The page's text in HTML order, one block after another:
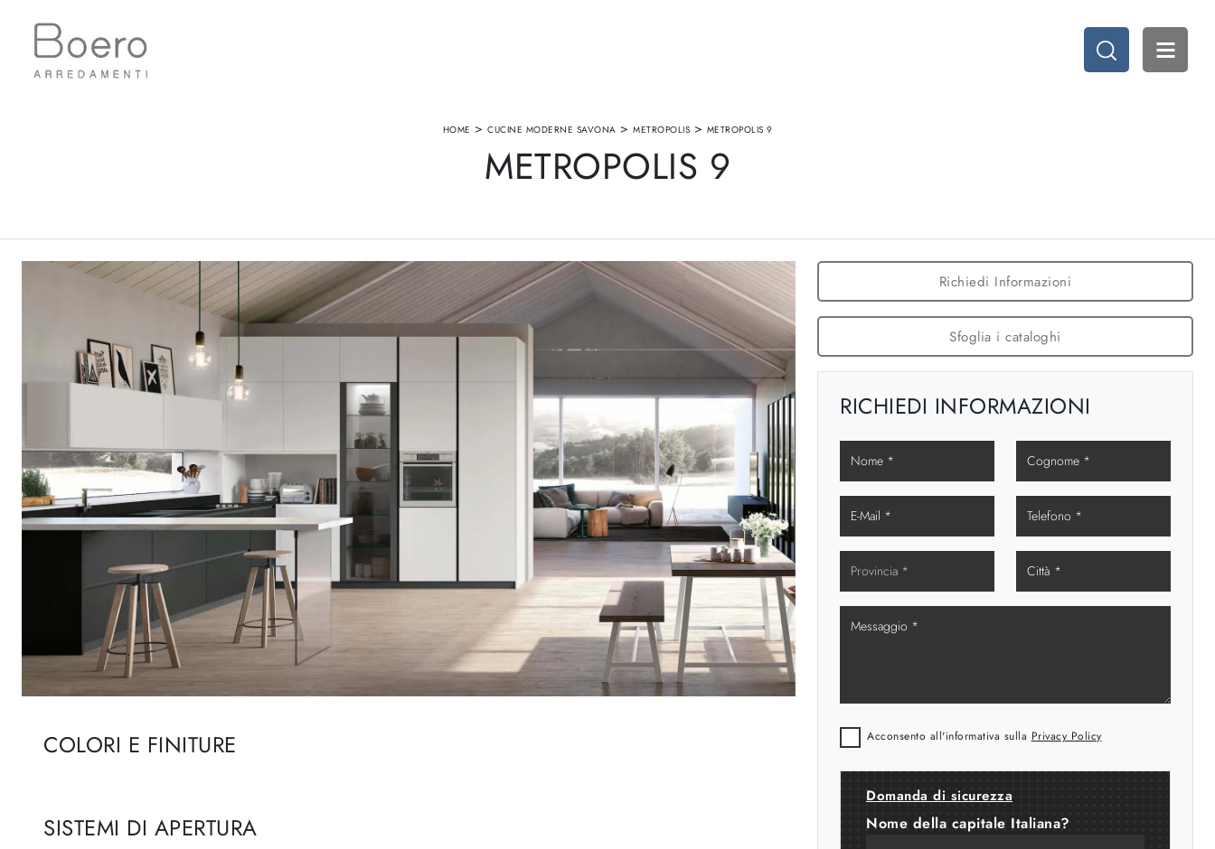
HOME > CUCINE MODERNE SAVONA > METROPOLIS > METROPOLIS 9
METROPOLIS 9
COLORI E FINITURE
SISTEMI DI APERTURA
Richiedi Informazioni
Sfoglia i cataloghi
RICHIEDI INFORMAZIONI
Acconsento all'informativa sulla Privacy Policy
Domanda di sicurezza
Nome della capitale Italiana?